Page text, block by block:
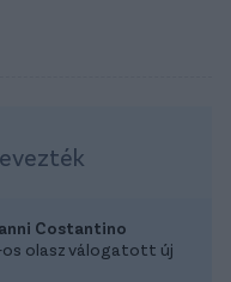
Costantino
os olasz válogatott új